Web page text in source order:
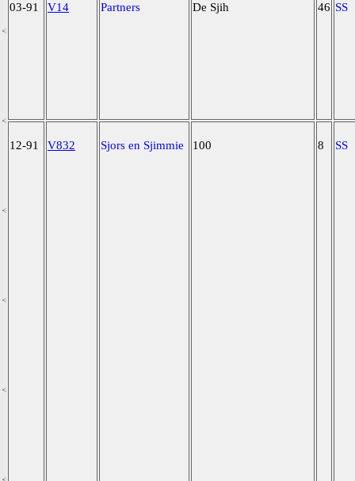
03-91 V14 Partners De Sjih 46 SS
12-91 V832 Sjors en Sjimmie 100 8 SS